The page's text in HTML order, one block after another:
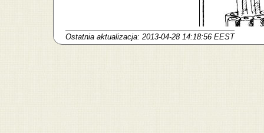
Ostatnia aktualizacja: 2013-04-28 14:18:56 EEST